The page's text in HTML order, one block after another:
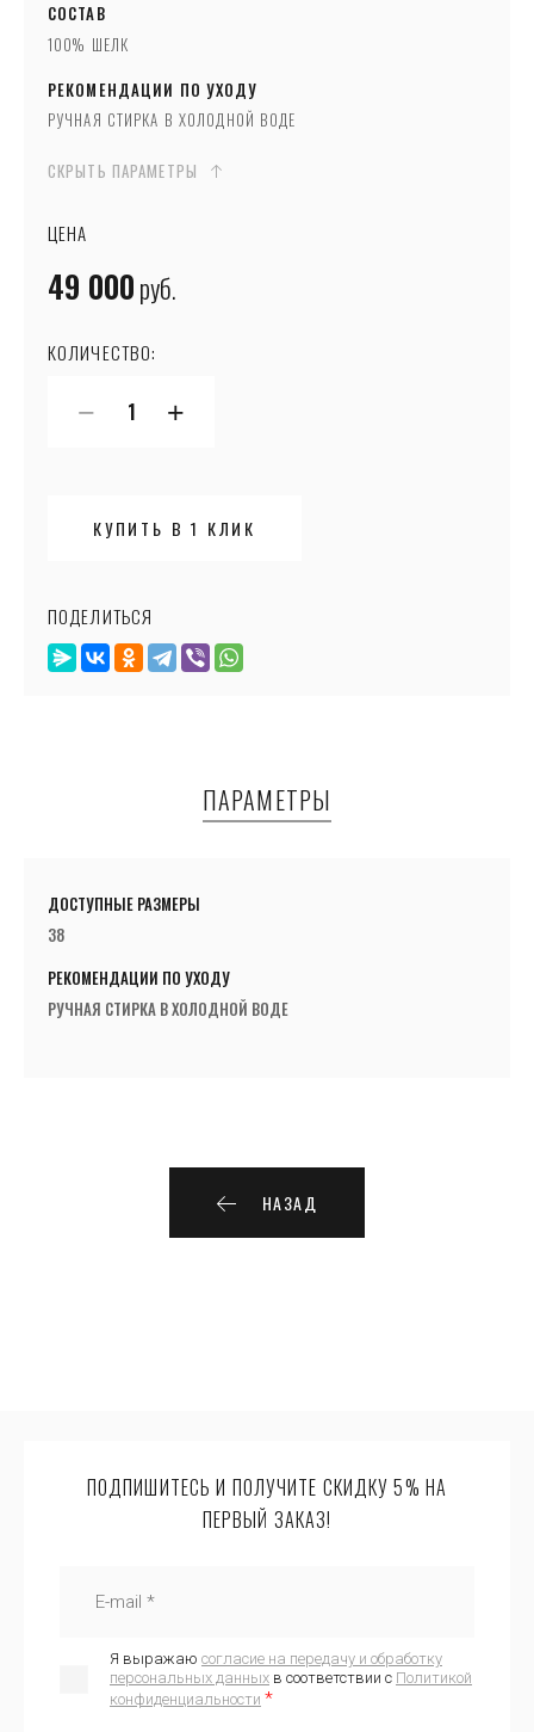
СОСТАВ
100% ШЕЛК
РЕКОМЕНДАЦИИ ПО УХОДУ
РУЧНАЯ СТИРКА В ХОЛОДНОЙ ВОДЕ
СКРЫТЬ ПАРАМЕТРЫ
ЦЕНА
49 000руб.
КОЛИЧЕСТВО:
− +
КУПИТЬ В 1 КЛИК
ПОДЕЛИТЬСЯ
ПАРАМЕТРЫ
ДОСТУПНЫЕ РАЗМЕРЫ
38
РЕКОМЕНДАЦИИ ПО УХОДУ
РУЧНАЯ СТИРКА В ХОЛОДНОЙ ВОДЕ
НАЗАД
ПОДПИШИТЕСЬ И ПОЛУЧИТЕ СКИДКУ 5% НА
ПЕРВЫЙ ЗАКАЗ!
Я выражаю согласие на передачу и обработку
персональных данных в соответствии с Политикой
конфиденциальности *